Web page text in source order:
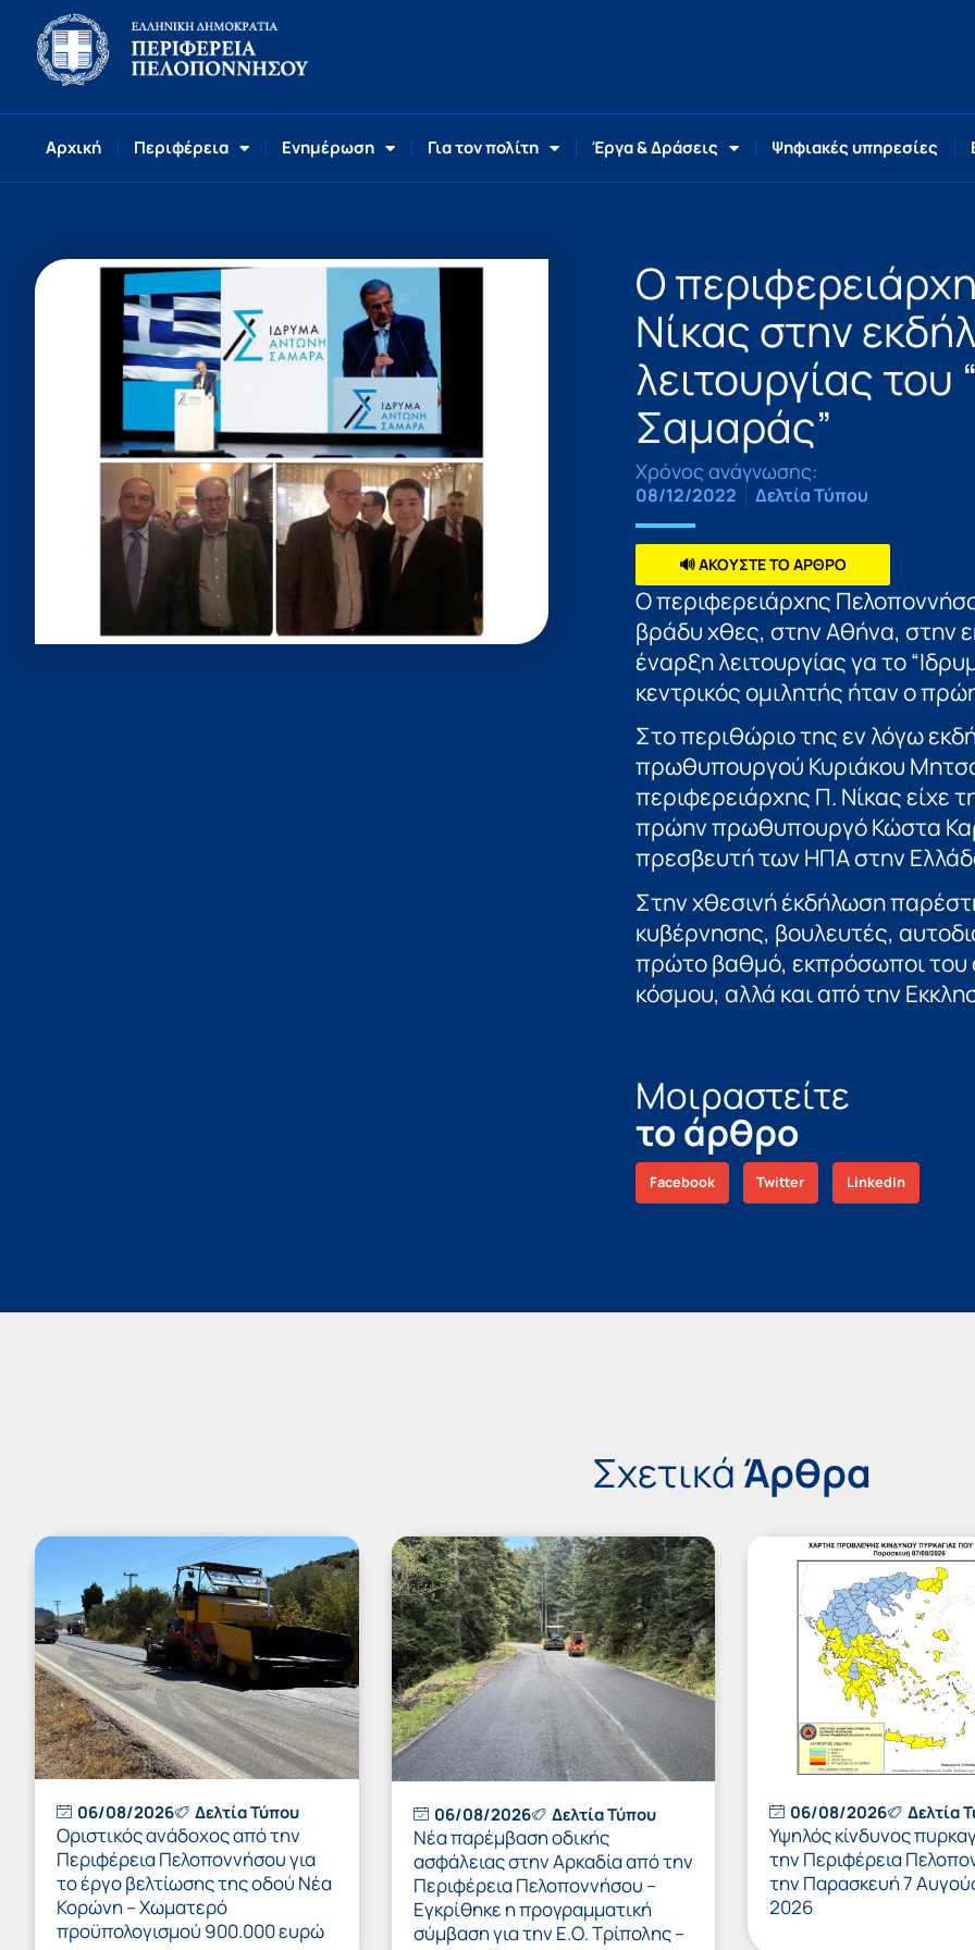
Αρχική Περιφέρεια Ενημέρωση Για τον πολίτη Έργα & Δράσεις Ψηφιακές υπηρεσίες
Ο
Νίκας στην
λειτουργίας
Σαμαράς”
Χρόνος ανάγνωσης:
08/12/2022 Δελτία Τύπου
🔊 ΑΚΟΥΣΤΕ ΤΟ ΑΡΘΡΟ
Ο περιφερειάρχης
βράδυ χθες, στην Αθήνα, στην
έναρξη λειτουργίας γα το
κεντρικός ομιλητής ήταν ο
Στο περιθώριο της εν λόγω
πρωθυπουργού Κυριάκου
περιφερειάρχης Π. Νίκας είχε
πρώην πρωθυπουργό Κώστα
πρεσβευτή των ΗΠΑ στην
Στην χθεσινή έκδήλωση
κυβέρνησης, βουλευτές,
πρώτο βαθμό, εκπρόσωποι του
κόσμου, αλλά και από την
Μοιραστείτε
το άρθρο
Facebook Twitter LinkedIn
Σχετικά Άρθρα
06/08/2026 Δελτία Τύπου
Οριστικός ανάδοχος από την
Περιφέρεια Πελοποννήσου για
το έργο βελτίωσης της οδού Νέα
Κορώνη – Χωματερό
προϋπολογισμού 900.000 ευρώ
06/08/2026 Δελτία Τύπου
Νέα παρέμβαση οδικής
ασφάλειας στην Αρκαδία από την
Περιφέρεια Πελοποννήσου –
Εγκρίθηκε η προγραμματική
σύμβαση για την Ε.Ο. Τρίπολης –
06/08/2026 Δελτία
Υψηλός κίνδυνος
την Περιφέρεια
την Παρασκευή 7
2026